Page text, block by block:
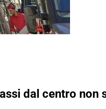
dal centro non